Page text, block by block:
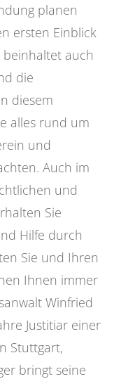
planen
ersten Einblick
beinhaltet auch
die
diesem
alles rund um
und
Auch im
und
Sie
Hilfe durch
Sie und Ihren
Ihnen immer
Winfried
Justitiar einer
Stuttgart,
bringt seine